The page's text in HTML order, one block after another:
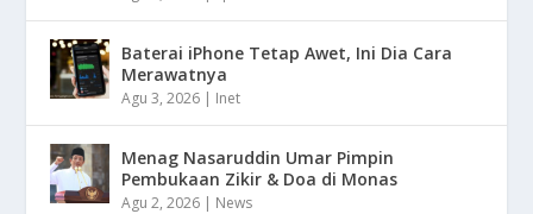
Baterai iPhone Tetap Awet, Ini Dia Cara
Merawatnya
Agu 3, 2026 | Inet
Menag Nasaruddin Umar Pimpin
Pembukaan Zikir & Doa di Monas
Agu 2, 2026 | News